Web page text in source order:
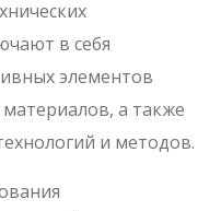
в себя
элементов
а также
и методов.